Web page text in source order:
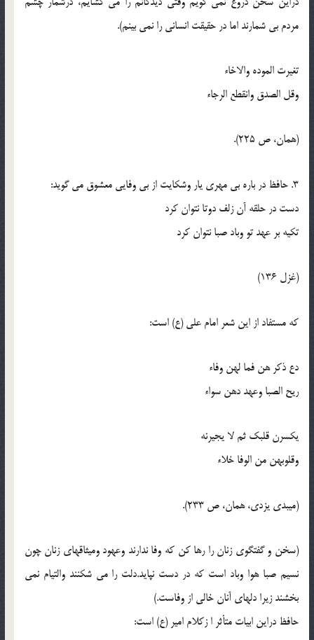
مردم بي شمارند اما در حقيقت انساني را نمي بينم).
تغيرت الموده والاخاء
وقل الصدق وانقطع الرجاء
(همان، ص 225).
3. حافظ در باره بي مهري يار وشکايت از بي وفايي معشوق مي گويد:
دست در حلقه آن زلف دوتا نتوان کرد
تکيه بر عهد تو وباد صبا نتوان کرد
(غزل 136)
که مستفاد از اين شعر امام علي (ع) است:
دع ذکر هن فما لهن وفاء
ريح الصبا وعهد دهن سواء
يکسرن قلبک ثم لا يجيرنه
وقلوبهن من الوفا خلاء
(ميبدي يزدي، همان، ص 233).
(سخن و گفتگوي زنان را رها کن که وفا ندارند وعهود وميثاقهاي زنان چون
نسيم صبا هوا وباد است که در دست نپايد.دلت را مي شکنند والتيام نمي
بخشند زيرا دلهاي آنان خالي از وفاست.)
حافظ دراين ابيات متأثر ا زکلام امير (ع) است: